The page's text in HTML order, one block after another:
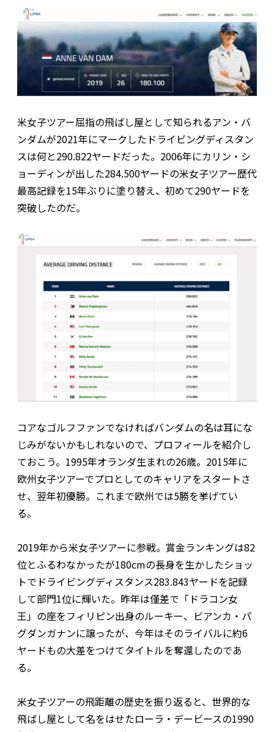
米女子ツアー屈指の飛ばし屋として知られるアン・バ
ンダムが2021年にマークしたドライビングディスタン
スは何と290.822ヤードだった。2006年にカリン・シ
ョーディンが出した284.500ヤードの米女子ツアー歴代
最高記録を15年ぶりに塗り替え、初めて290ヤードを
突破したのだ。
コアなゴルフファンでなければバンダムの名は耳にな
じみがないかもしれないので、プロフィールを紹介し
ておこう。1995年オランダ生まれの26歳。2015年に
欧州女子ツアーでプロとしてのキャリアをスタートさ
せ、翌年初優勝。これまで欧州では5勝を挙げてい
る。
2019年から米女子ツアーに参戦。賞金ランキングは82
位とふるわなかったが180cmの長身を生かしたショッ
トでドライビングディスタンス283.843ヤードを記録
して部門1位に輝いた。昨年は僅差で「ドラコン女
王」の座をフィリピン出身のルーキー、ビアンカ・パ
グダンガナンに譲ったが、今年はそのライバルに約6
ヤードもの大差をつけてタイトルを奪還したのであ
る。
米女子ツアーの飛距離の歴史を振り返ると、世界的な
飛ばし屋として名をはせたローラ・デービースの1990